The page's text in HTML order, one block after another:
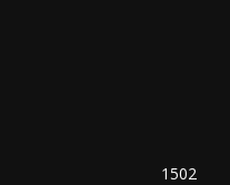
1502